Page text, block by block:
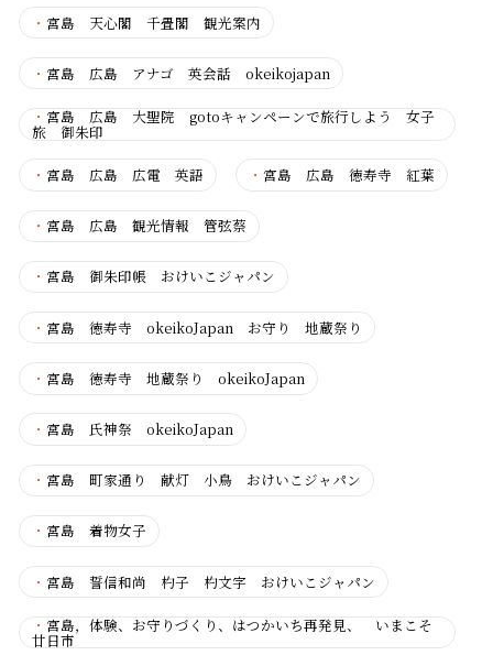
・ 宮島 天心閣 千畳閣 観光案内
・ 宮島 広島 アナゴ 英会話 okeikojapan
・ 宮島 広島 大聖院 gotoキャンペーンで旅行しよう 女子
旅 御朱印
・ 宮島 広島 広電 英語 ・ 宮島 広島 徳寿寺 紅葉
・ 宮島 広島 観光情報 管弦蔡
・ 宮島 御朱印帳 おけいこジャパン
・ 宮島 徳寿寺 okeikoJapan お守り 地蔵祭り
・ 宮島 徳寿寺 地蔵祭り okeikoJapan
・ 宮島 氏神祭 okeikoJapan
・ 宮島 町家通り 献灯 小鳥 おけいこジャパン
・ 宮島 着物女子
・ 宮島 誓信和尚 杓子 杓文字 おけいこジャパン
・ 宮島，体験、お守りづくり、はつかいち再発見、 いまこそ
廿日市